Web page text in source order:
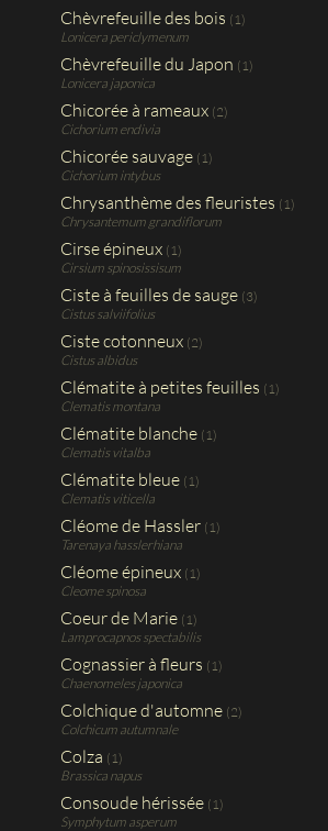
Chèvrefeuille des bois (1)
Lonicera periclymenum
Chèvrefeuille du Japon (1)
Lonicera japonica
Chicorée à rameaux (2)
Cichorium endivia
Chicorée sauvage (1)
Cichorium intybus
Chrysanthème des fleuristes (1)
Chrysantemum grandiflorum
Cirse épineux (1)
Cirsium spinosissisum
Ciste à feuilles de sauge (3)
Cistus salviifolius
Ciste cotonneux (2)
Cistus albidus
Clématite à petites feuilles (1)
Clematis montana
Clématite blanche (1)
Clematis vitalba
Clématite bleue (1)
Clematis viticella
Cléome de Hassler (1)
Tarenaya hasslerhiana
Cléome épineux (1)
Cleome spinosa
Coeur de Marie (1)
Lamprocapnos spectabilis
Cognassier à fleurs (1)
Chaenomeles japonica
Colchique d'automne (2)
Colchicum autumnale
Colza (1)
Brassica napus
Consoude hérissée (1)
Symphytum asperum